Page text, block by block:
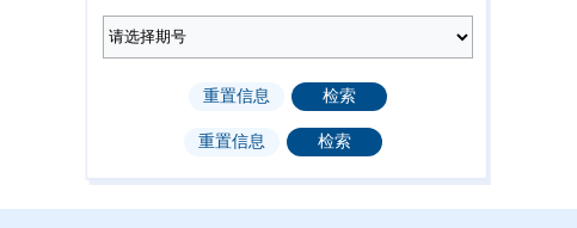
（总第228期）
（总第227期）
2025年第3期
2025年第2期
（总第222期）